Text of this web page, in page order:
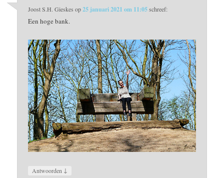
Joost S.H. Gieskes op25 januari 2021 om 11:05schreef:
Een hoge bank.
Antwoorden ↓